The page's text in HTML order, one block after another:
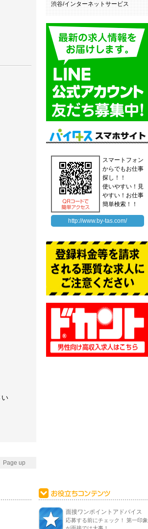
い
Page up
渋谷/インターネットサービス
スマートフォン
からでもお仕事
探し！！
使いやすい！見
やすい！お仕事
簡単検索！！
http://www.by-tas.com/
面接ワンポイントアドバイス
応募する前にチェック！ 第一印象